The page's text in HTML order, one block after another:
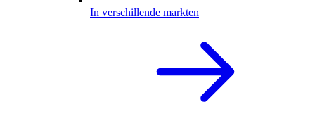
In verschillende markten